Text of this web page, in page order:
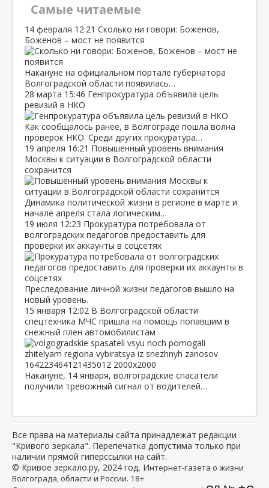
Самые читаемые
14 февраля 12:21 Сколько ни говори: Боженов,
Боженов – мост не появится
Накануне на официальном портале губернатора
Волгоградской области появилась…
28 марта 15:46 Генпрокуратура объявила цель
ревизий в НКО
Как сообщалось ранее, в Волгограде пошла волна
проверок НКО. Среди других прокуратура…
19 апреля 16:21 Повышенный уровень внимания
Москвы к ситуации в Волгоградской области
сохранится
Динамика политической жизни в регионе в марте и
начале апреля стала логическим…
19 июля 12:23 Прокуратура потребовала от
волгоградских педагогов предоставить для
проверки их аккаунты в соцсетях
Преследование личной жизни педагогов вышло на
новый уровень.
15 января 12:02 В Волгоградской области
спецтехника МЧС пришла на помощь попавшим в
снежный плен автомобилистам
Накануне, 14 января, волгоградские спасатели
получили тревожный сигнал от водителей…
Все права на материалы сайта принадлежат редакции
"Кривого зеркала". Перепечатка допустима только при
наличии прямой гиперссылки на сайт.
© Кривое зеркало.ру, 2024 год, Интернет-газета о жизни
Волгограда, области и России. 18+